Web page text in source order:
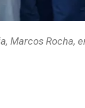
Marcos Rocha,